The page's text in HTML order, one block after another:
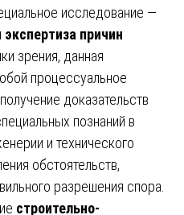
исследование —
причин
зрения, данная
процессуальное
доказательств
познаний в
и технического
обстоятельств,
разрешения спора.
строительно-